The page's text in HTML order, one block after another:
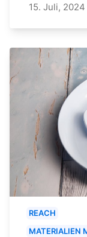
15. Juli, 2024
REACH
MATERIALIEN